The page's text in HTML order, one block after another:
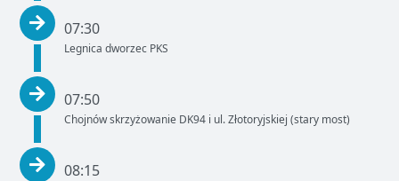
07:30
Legnica dworzec PKS
07:50
Chojnów skrzyżowanie DK94 i ul. Złotoryjskiej (stary most)
08:15